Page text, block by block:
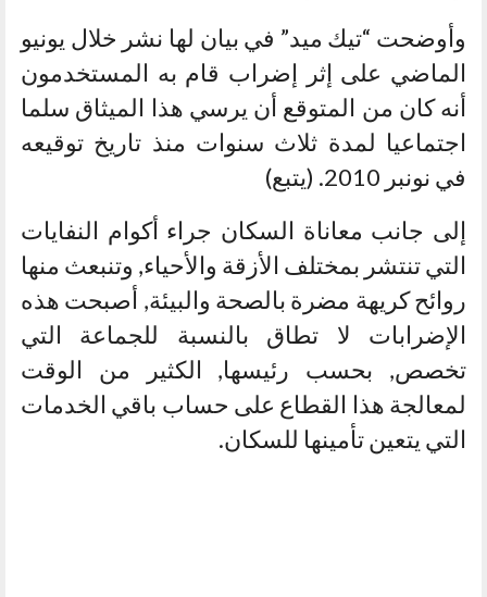
وأوضحت “تيك ميد” في بيان لها نشر خلال يونيو
الماضي على إثر إضراب قام به المستخدمون
أنه كان من المتوقع أن يرسي هذا الميثاق سلما
اجتماعيا لمدة ثلاث سنوات منذ تاريخ توقيعه
في نونبر 2010. (يتبع)
إلى جانب معاناة السكان جراء أكوام النفايات
التي تنتشر بمختلف الأزقة والأحياء, وتنبعث منها
روائح كريهة مضرة بالصحة والبيئة, أصبحت هذه
الإضرابات لا تطاق بالنسبة للجماعة التي
تخصص, بحسب رئيسها, الكثير من الوقت
لمعالجة هذا القطاع على حساب باقي الخدمات
التي يتعين تأمينها للسكان.